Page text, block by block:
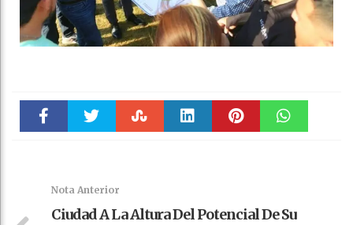
Nota Anterior
Ciudad A La Altura Del Potencial De Su